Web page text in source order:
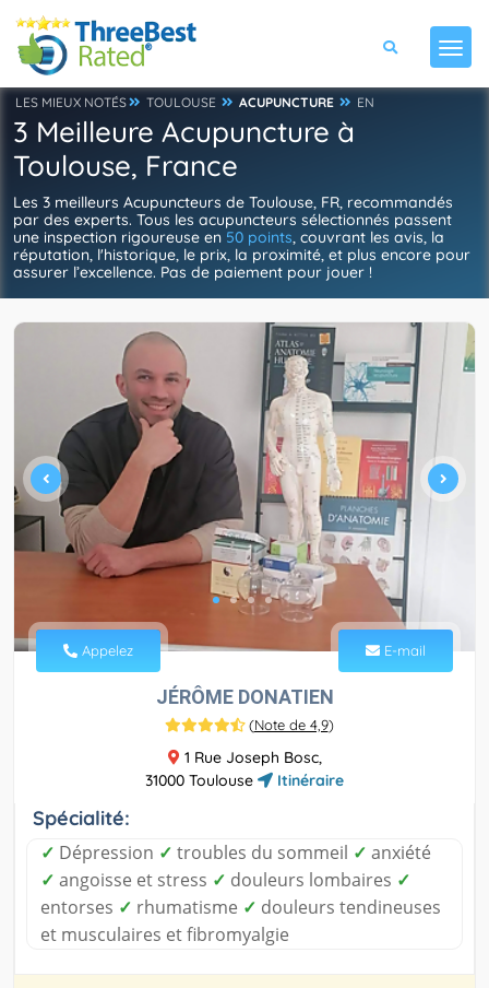
LES MIEUX NOTÉS TOULOUSE ACUPUNCTURE EN
3 Meilleure Acupuncture à
Toulouse, France
Les 3 meilleurs Acupuncteurs de Toulouse, FR, recommandés
par des experts. Tous les acupuncteurs sélectionnés passent
une inspection rigoureuse en 50 points, couvrant les avis, la
réputation, l'historique, le prix, la proximité, et plus encore pour
assurer l’excellence. Pas de paiement pour jouer !
Appelez E-mail
JÉRÔME DONATIEN
(Note de 4,9)
1 Rue Joseph Bosc,
31000 Toulouse
Itinéraire
Spécialité:
✓ Dépression ✓ troubles du sommeil ✓ anxiété
✓ angoisse et stress ✓ douleurs lombaires ✓
entorses ✓ rhumatisme ✓ douleurs tendineuses
et musculaires et fibromyalgie